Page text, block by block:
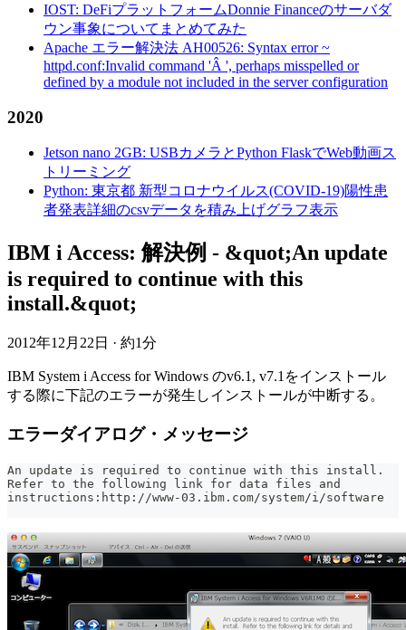
IOST: DeFiプラットフォームDonnie Financeのサーバダ
ウン事象についてまとめてみた
Apache エラー解決法 AH00526: Syntax error ~
httpd.conf:Invalid command 'Â ', perhaps misspelled or
defined by a module not included in the server configuration
2020
Jetson nano 2GB: USBカメラとPython FlaskでWeb動画ス
トリーミング
Python: 東京都 新型コロナウイルス(COVID-19)陽性患
者発表詳細のcsvデータを積み上げグラフ表示
IBM i Access: 解決例 - &quot;An update
is required to continue with this
install.&quot;
2012年12月22日 · 約1分
IBM System i Access for Windows のv6.1, v7.1をインストール
する際に下記のエラーが発生しインストールが中断する。
エラーダイアログ・メッセージ
An update is required to continue with this install.
Refer to the following link for data files and
instructions:http://www-03.ibm.com/system/i/software